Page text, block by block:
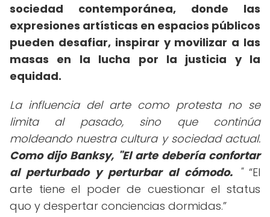
sociedad contemporánea, donde las
expresiones artísticas en espacios públicos
pueden desafiar, inspirar y movilizar a las
masas en la lucha por la justicia y la
equidad.
La influencia del arte como protesta no se
limita al pasado, sino que continúa
moldeando nuestra cultura y sociedad actual.
Como dijo Banksy, "El arte debería confortar
al perturbado y perturbar al cómodo. "
El
arte tiene el poder de cuestionar el status
quo y despertar conciencias dormidas.